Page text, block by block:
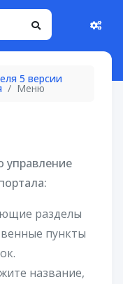
5 версии
Меню
управление
разделы
пункты
название,